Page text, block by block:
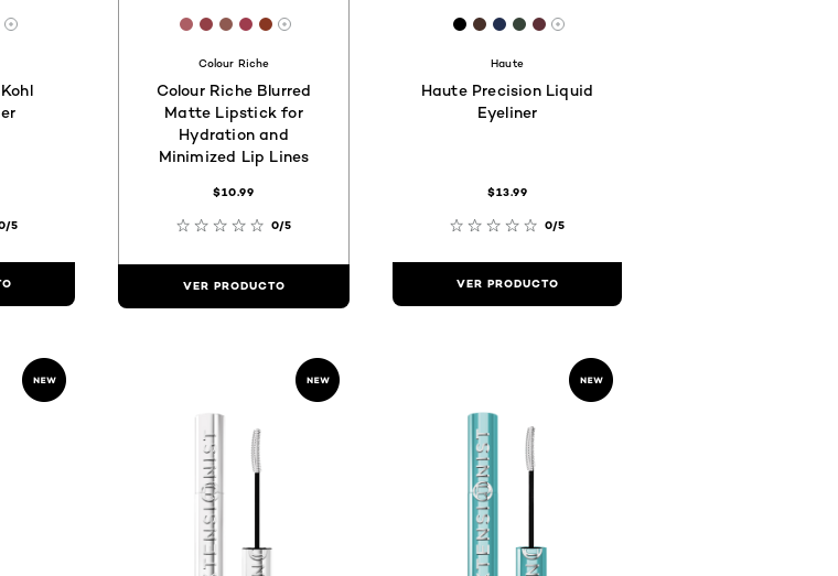
#222E4E
#5E3037
#83584C
Hay más tonos disponibles
5
[Color]: #AC5E64
[Color]: #934046
[Color]: #8E5A51
[Color]: #9E3C4D
[Color]: #883722
Hay más tonos disponibles
Colour Riche
Colour Riche Blurred
Matte Lipstick for
Hydration and
Minimized Lip Lines
$10.99
0/5
VER PRODUCTO
[Color]: #000000
[Color]: #473029
[Color]: #222E4E
[Color]: #374439
[Color]: #5E3037
Hay más tonos disponibles
Haute
Haute Precision Liquid
Eyeliner
$13.99
0/5
VER PRODUCTO